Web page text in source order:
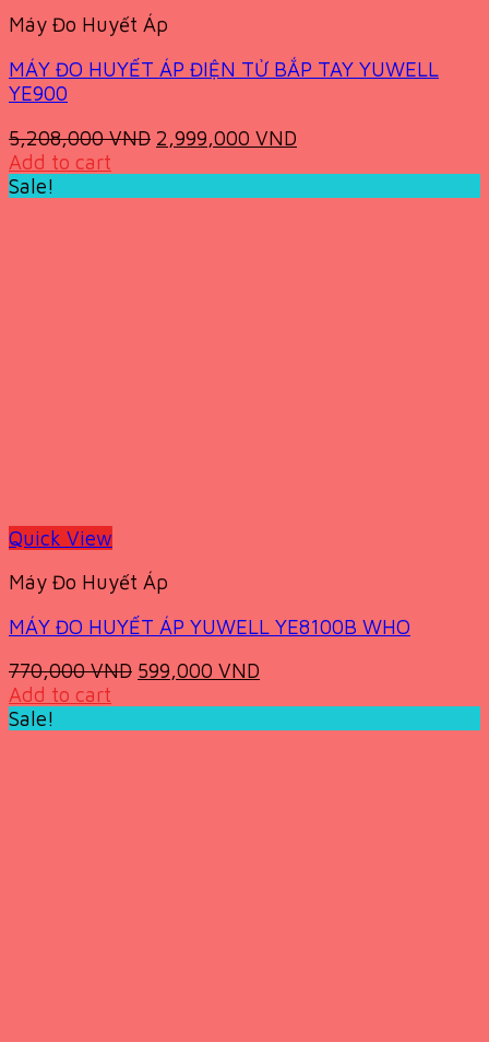
Máy Đo Huyết Áp
MÁY ĐO HUYẾT ÁP ĐIỆN TỬ BẮP TAY YUWELL
YE900
5,208,000VND Original
2,999,000 VND
Add to cart
Sale!
Quick View
Máy Đo Huyết Áp
MÁY ĐO HUYẾT ÁP YUWELL YE8100B WHO
770,000VND Original
599,000 VND
Add to cart
Sale!